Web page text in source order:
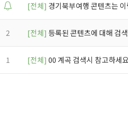
[전체] 경기북부여행 콘텐츠는
2 [전체] 등록된 콘텐츠에 대해 검
1 [전체] 00 계곡 검색시 참고하세요